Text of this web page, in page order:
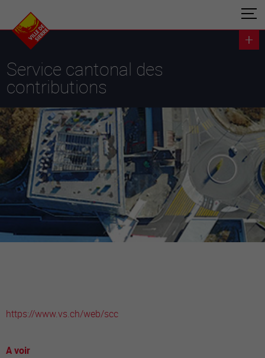
Service cantonal des
contributions
https://www.vs.ch/web/scc
A voir